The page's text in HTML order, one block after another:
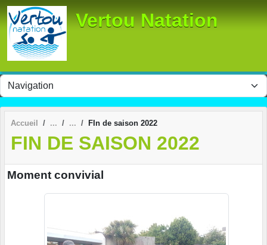
Vertou Natation
Accueil FIn de saison 2022
FIN DE SAISON 2022
Moment convivial
Panneau de gestion des cookies